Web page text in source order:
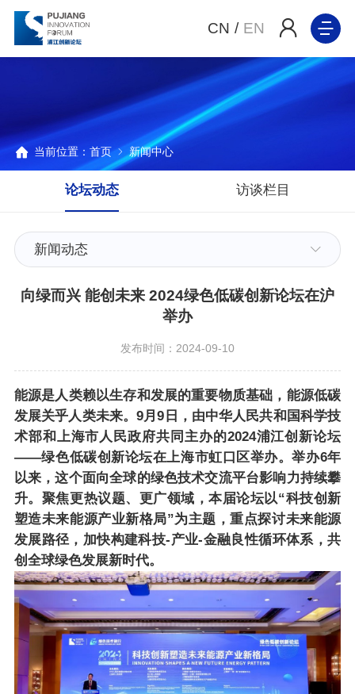
CN / EN
当前位置： 首页 新闻中心
论坛动态 访谈栏目
新闻动态
向绿而兴 能创未来 2024绿色低碳创新论坛在沪
举办
发布时间：2024-09-10
能源是人类赖以生存和发展的重要物质基础，能源低碳
发展关乎人类未来。9月9日，由中华人民共和国科学技
术部和上海市人民政府共同主办的2024浦江创新论坛
——绿色低碳创新论坛在上海市虹口区举办。举办6年
以来，这个面向全球的绿色技术交流平台影响力持续攀
升。聚焦更热议题、更广领域，本届论坛以“科技创新
塑造未来能源产业新格局”为主题，重点探讨未来能源
发展路径，加快构建科技-产业-金融良性循环体系，共
创全球绿色发展新时代。